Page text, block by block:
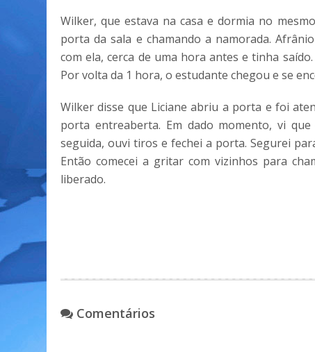
Wilker, que estava na casa e dormia no
porta da sala e chamando a namorada.
com ela, cerca de uma hora antes e tinha
Por volta da 1 hora, o estudante chegou e se
Wilker disse que Liciane abriu a porta e foi
porta entreaberta. Em dado momento, vi
seguida, ouvi tiros e fechei a porta. Segurei
Então comecei a gritar com vizinhos para
liberado.
Comentários